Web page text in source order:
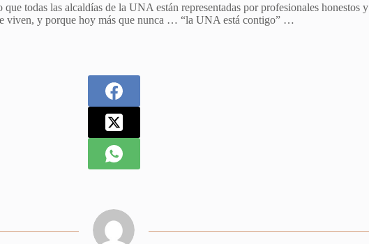
todas las alcaldías de la UNA están representadas por profesionales honestos y
viven, y porque hoy más que nunca … “la UNA está contigo” …